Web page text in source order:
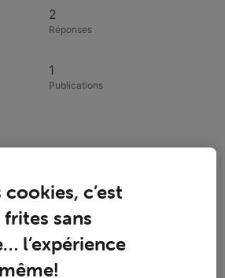
2
Réponses
1
Publications
c’est
sans
l’expérience